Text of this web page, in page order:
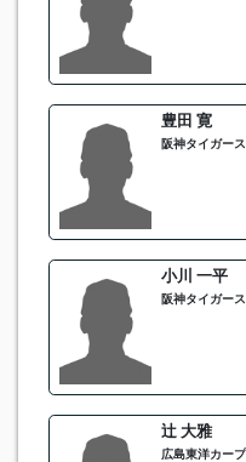
豊田 寛
阪神タイガース
小川 一平
阪神タイガース
辻 大雅
広島東洋カープ